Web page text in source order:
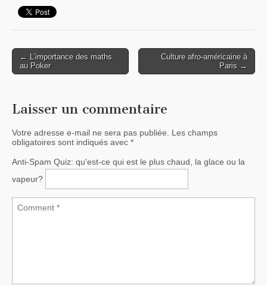
Post navigation
← L’importance des maths
au Poker
Culture afro-américaine à
Paris →
Laisser un commentaire
Votre adresse e-mail ne sera pas publiée.
Les champs
obligatoires sont indiqués avec *
Anti-Spam Quiz: qu'est-ce qui est le plus chaud, la glace ou la
vapeur?